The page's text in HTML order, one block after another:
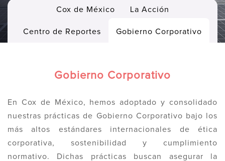
Cox de México La Acción
Centro de Reportes Gobierno Corporativo
Gobierno Corporativo
En Cox de México, hemos adoptado y consolidado
nuestras prácticas de Gobierno Corporativo bajo los
más altos estándares internacionales de ética
corporativa, sostenibilidad y cumplimiento
normativo. Dichas prácticas buscan asegurar la